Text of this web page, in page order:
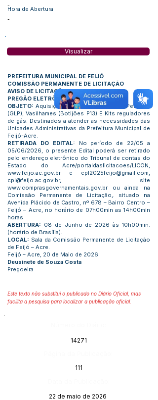
-
Hora de Abertura
-
Visualizar
PREFEITURA MUNICIPAL DE FEIJÓ
COMISSÃO PERMANENTE DE LICITAÇÃO
AVISO DE LICITAÇÃO
PREGÃO ELETRÔNICO Nº. 90061/2026
OBJETO: Aquisição de Gás Liquefeito de Petróleo
(GLP), Vasilhames (Botijões P13) E Kits reguladores
de gás. Destinados a atender as necessidades das
Unidades Administrativas da Prefeitura Municipal de
Feijó-Acre.
RETIRADA DO EDITAL: No período de 22/05 a
05/06/2026, o presente Edital poderá ser retirado
pelo endereço eletrônico do Tribunal de contas do
Estado do Acre/portaldaslicitacoes/LICON,
www.feijo.ac.gov.br e cpl2025feijo@gmail.com,
cpl@feijo.ac.gov.br, site
www.comprasgovernamentais.gov.br ou ainda na
Comissão Permanente de Licitação,. situado na
Avenida Plácido de Castro, nº 678 – Bairro Centro –
Feijó – Acre, no horário de 07h00min as 14h00min
horas.
ABERTURA: 08 de Junho de 2026 às 10h00min.
(horário de Brasília).
LOCAL: Sala da Comissão Permanente de Licitação
de Feijó – Acre.
Feijó – Acre, 20 de Maio de 2026
Deusinete de Souza Costa
Pregoeira
Este texto não substitui o publicado no Diário Oficial, mas
facilita a pesquisa para localizar a publicação oficial.
14271
111
22 de maio de 2026